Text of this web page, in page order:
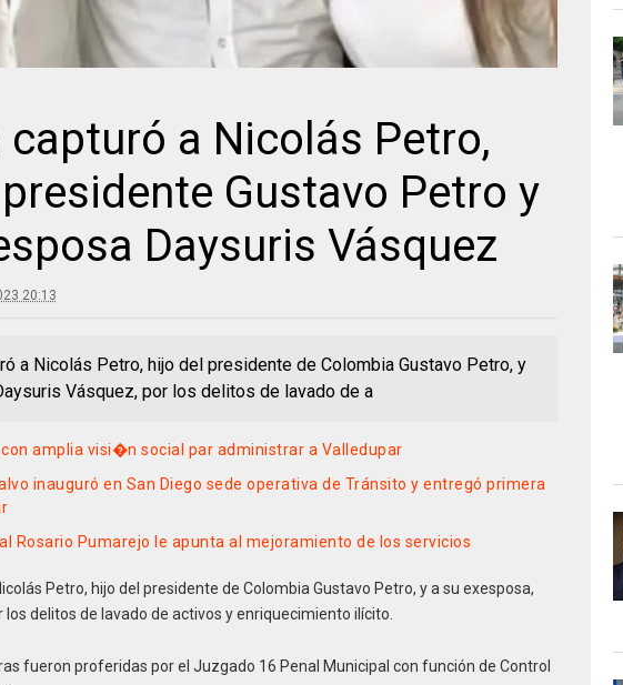
capturó a Nicolás Petro,
Gustavo Petro y
Daysuris Vásquez
20:13
a Nicolás Petro, hijo del presidente de Colombia Gustavo Petro, y
Vásquez, por los delitos de lavado de a
amplia visi�n social par administrar a Valledupar
inauguró en San Diego sede operativa de Tránsito y entregó primera
Rosario Pumarejo le apunta al mejoramiento de los servicios
Petro, hijo del presidente de Colombia Gustavo Petro, y a su exesposa,
los delitos de lavado de activos y enriquecimiento ilícito.
fueron proferidas por el Juzgado 16 Penal Municipal con función de Control